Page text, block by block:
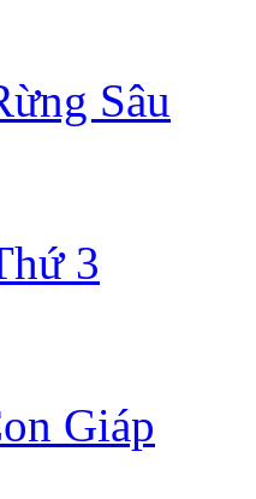
Sâu
3
Giáp